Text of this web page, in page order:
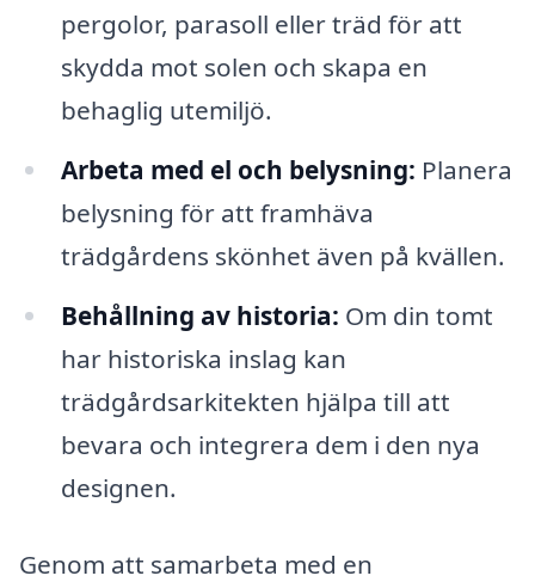
pergolor, parasoll eller träd för att
skydda mot solen och skapa en
behaglig utemiljö.
Arbeta med el och belysning: Planera
belysning för att framhäva
trädgårdens skönhet även på kvällen.
Behållning av historia: Om din tomt
har historiska inslag kan
trädgårdsarkitekten hjälpa till att
bevara och integrera dem i den nya
designen.
Genom att samarbeta med en